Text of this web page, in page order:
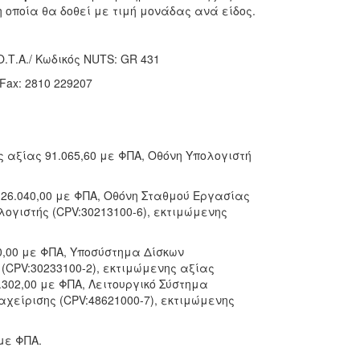
θα δοθεί με τιμή μονάδας ανά είδος.
Κωδικός NUTS: GR 431
2810 229207
αξίας 91.065,60 με ΦΠΑ, Οθόνη Υπολογιστή
με ΦΠΑ, Οθόνη Σταθμού Εργασίας
(CPV:30213100-6), εκτιμώμενης
με ΦΠΑ, Υποσύστημα Δίσκων
2), εκτιμώμενης αξίας
με ΦΠΑ, Λειτουργικό Σύστημα
(CPV:48621000-7), εκτιμώμενης
ΦΠΑ.